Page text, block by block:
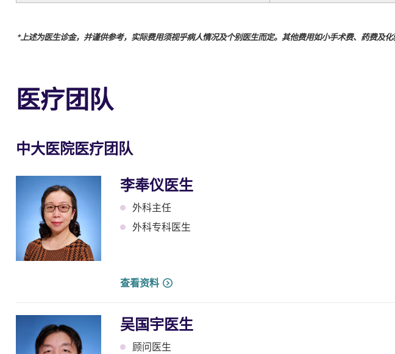
*上述为医生诊金，并谨供参考，实际费用须视乎病人情况及个别医生而定。其他费用如小手术费、药费及化
医疗团队
中大医院医疗团队
李奉仪医生
外科主任
外科专科医生
查看资料
吴国宇医生
顾问医生